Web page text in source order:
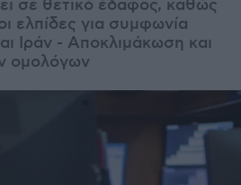
σε θετικό έδαφος, καθώς
ελπίδες για συμφωνία
Ιράν - Αποκλιμάκωση και
ομολόγων